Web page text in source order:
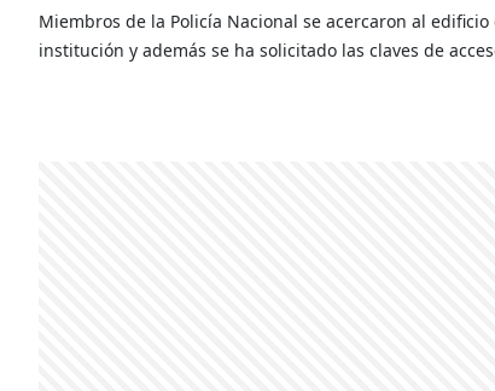
Miembros de la Policía Nacional se acercaron al edificio
institución y además se ha solicitado las claves de